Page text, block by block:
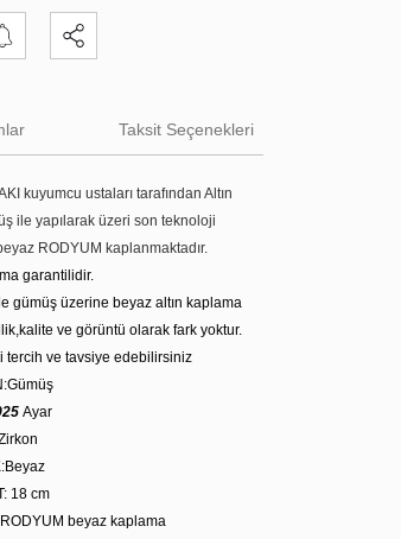
Taksit Seçenekleri
kuyumcu ustaları tarafından Altın
ile yapılarak üzeri son teknoloji
RODYUM kaplanmaktadır.
garantilidir.
gümüş üzerine beyaz altın kaplama
ve görüntü olarak fark yoktur.
tercih ve tavsiye edebilirsiniz
Ayar
18 cm
beyaz kaplama